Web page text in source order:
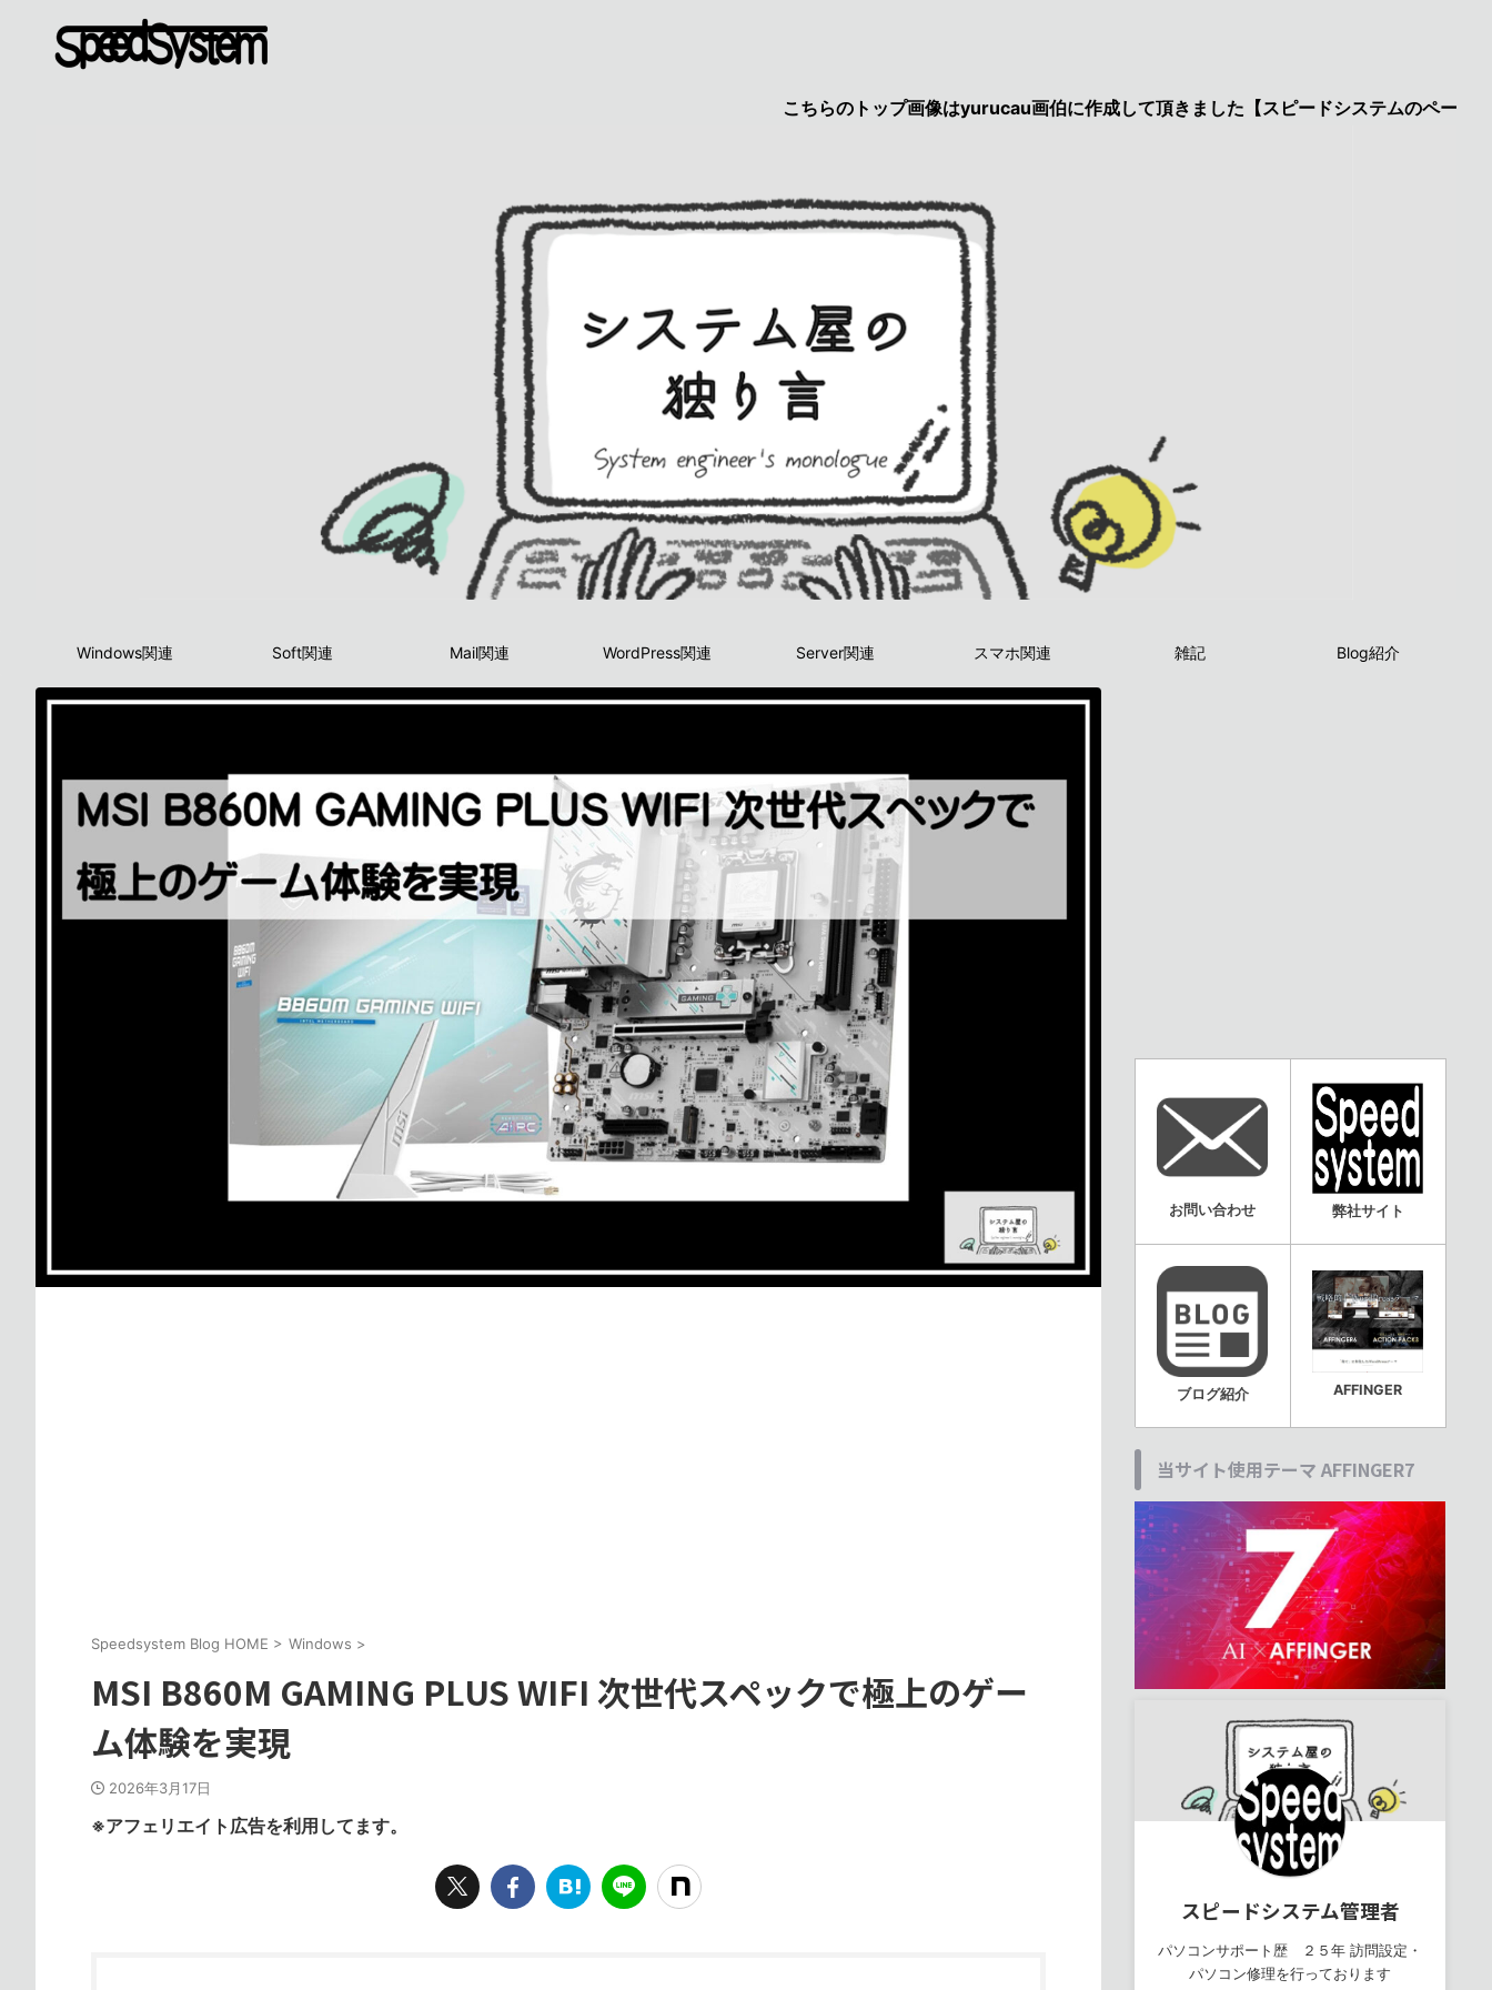
こちらのトップ画像はyurucau画伯に作成して頂きました【スピードシステムのページを見た】で
Windows関連 Soft関連 Mail関連 WordPress関連 Server関連 スマホ関連 雑記 Blog紹介
Speedsystem Blog HOME > Windows >
MSI B860M GAMING PLUS WIFI 次世代スペックで極上のゲー
ム体験を実現
2026年3月17日
※アフェリエイト広告を利用してます。
お問い合わせ 弊社サイト
ブログ紹介 AFFINGER
当サイト使用テーマ AFFINGER7
スピードシステム管理者
パソコンサポート歴 ２５年 訪問設定・
パソコン修理を行っております